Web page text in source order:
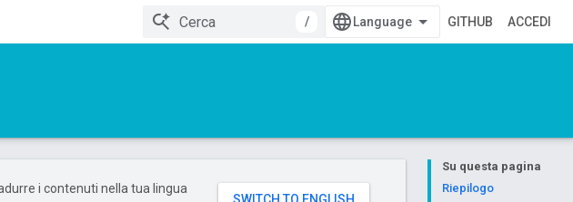
/
GITHUB ACCEDI
Su questa pagina
Riepilogo
i contenuti nella tua lingua